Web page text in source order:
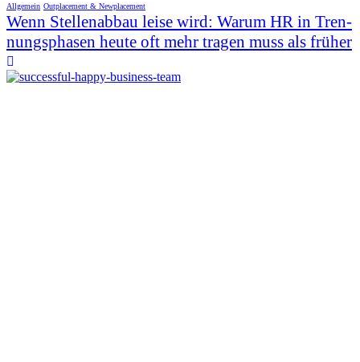
Allgemein Outplacement & Newplacement
Wenn Stellenabbau leise wird: Warum HR in Tren-
nungsphasen heute oft mehr tragen muss als früher
